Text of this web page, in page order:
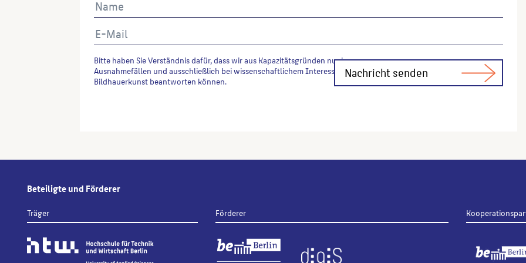
Bitte haben Sie Verständnis dafür, dass wir aus Kapazitätsgründen nur in
Ausnahmefällen und ausschließlich bei wissenschaftlichem Interesse Fachfragen zur
Bildhauerkunst beantworten können.
Beteiligte und Förderer
Träger Förderer